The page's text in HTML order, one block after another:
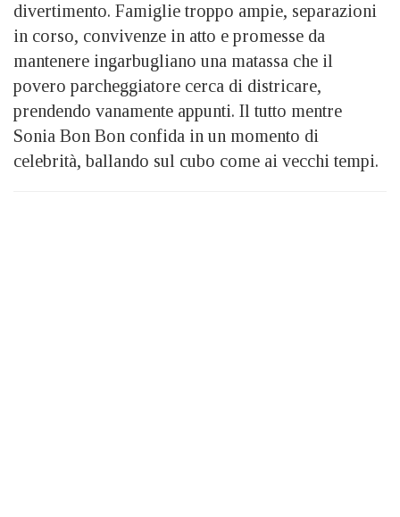
divertimento. Famiglie troppo ampie, separazioni
in corso, convivenze in atto e promesse da
mantenere ingarbugliano una matassa che il
povero parcheggiatore cerca di districare,
prendendo vanamente appunti. Il tutto mentre
Sonia Bon Bon confida in un momento di
celebrità, ballando sul cubo come ai vecchi tempi.